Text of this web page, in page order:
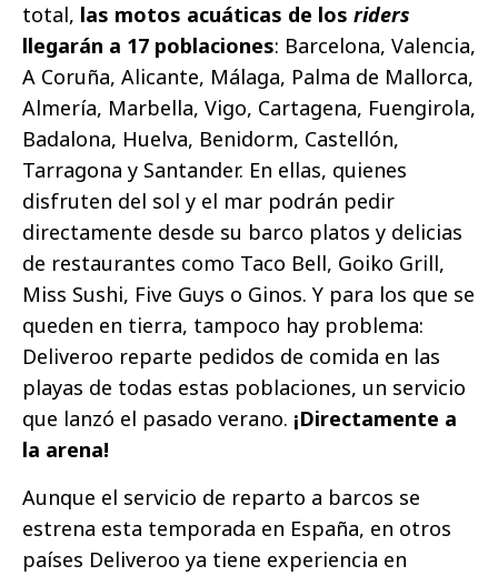
total, las motos acuáticas de los riders
llegarán a 17 poblaciones: Barcelona, Valencia,
A Coruña, Alicante, Málaga, Palma de Mallorca,
Almería, Marbella, Vigo, Cartagena, Fuengirola,
Badalona, Huelva, Benidorm, Castellón,
Tarragona y Santander. En ellas, quienes
disfruten del sol y el mar podrán pedir
directamente desde su barco platos y delicias
de restaurantes como Taco Bell, Goiko Grill,
Miss Sushi, Five Guys o Ginos. Y para los que se
queden en tierra, tampoco hay problema:
Deliveroo reparte pedidos de comida en las
playas de todas estas poblaciones, un servicio
que lanzó el pasado verano. ¡Directamente a
la arena!
Aunque el servicio de reparto a barcos se
estrena esta temporada en España, en otros
países Deliveroo ya tiene experiencia en